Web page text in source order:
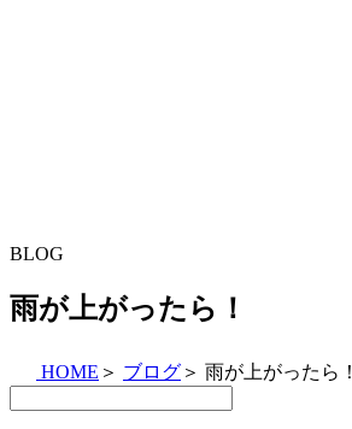
BLOG
雨が上がったら！
HOME ＞ ブログ ＞ 雨が上がったら！